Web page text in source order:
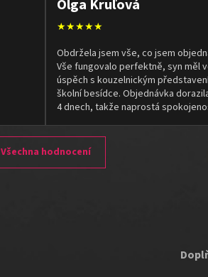
Olga Kruľová
★★★★★
Obdržela jsem vše, co jsem
Vše fungovalo perfektně, syn měl
úspěch s kouzelnickým
školní besídce. Objednávka
4 dnech, takže naprostá
Všechna hodnocení